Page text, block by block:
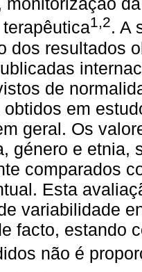
1,2. A
dos resultados
de
obtidos em
geral. Os
género e etnia,
comparados
Esta
variabilidade
facto, estando
não é